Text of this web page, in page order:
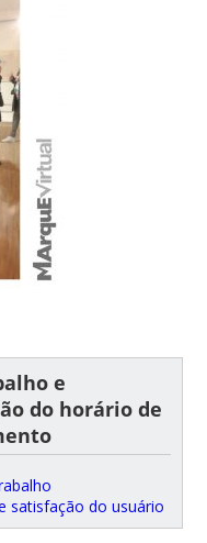
e
do horário de
satisfação do usuário